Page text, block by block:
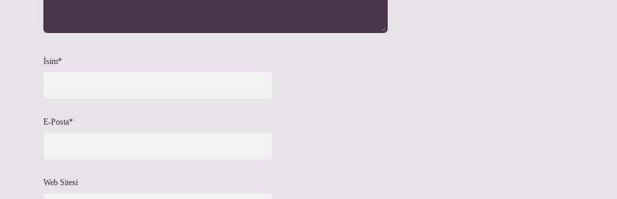
İsim*
E-Posta*
Web Sitesi